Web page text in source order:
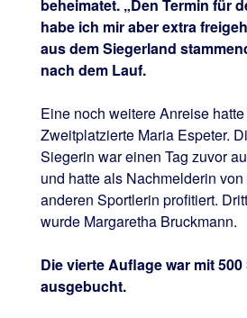
beheimatet. „Den Termin für
habe ich mir aber extra
aus dem Siegerland
nach dem Lauf.
Eine noch weitere Anreise
Zweitplatzierte Maria Espeter.
Siegerin war einen Tag zuvor
und hatte als Nachmelderin
anderen Sportlerin profitiert.
wurde Margaretha Bruckmann.
Die vierte Auflage war mit
ausgebucht.